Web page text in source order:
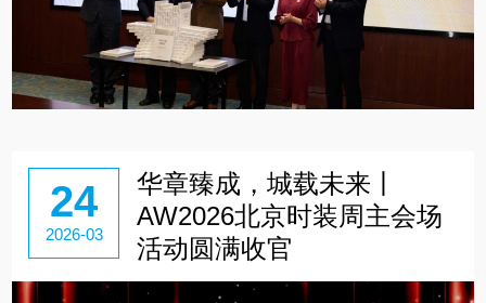
24
2026-03
华章臻成，城载未来丨
AW2026北京时装周主会场
活动圆满收官